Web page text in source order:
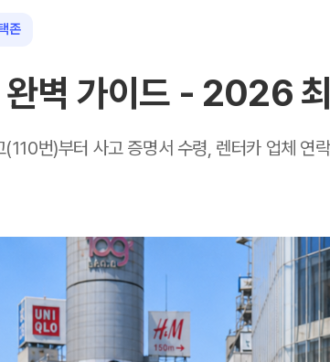
존
완벽 가이드 - 2026
번)부터 사고 증명서 수령, 렌터카 업체 연